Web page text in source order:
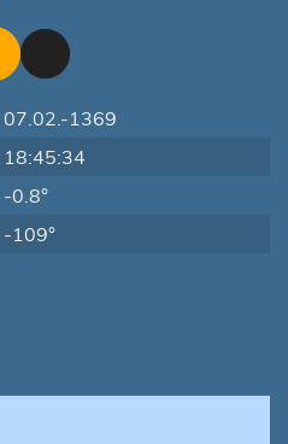
07.02.-1369
18:45:34
-0.8°
-109°